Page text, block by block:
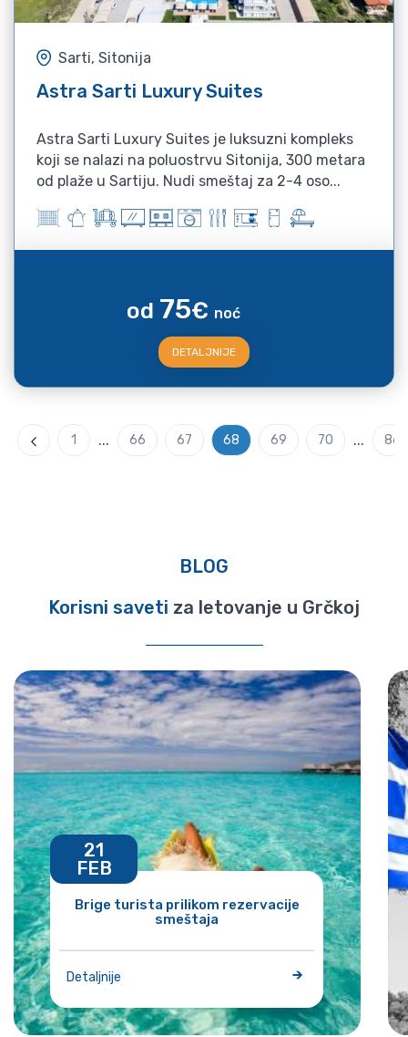
Sarti, Sitonija
Astra Sarti Luxury Suites
Astra Sarti Luxury Suites je luksuzni kompleks
koji se nalazi na poluostrvu Sitonija, 300 metara
od plaže u Sartiju. Nudi smeštaj za 2-4 oso...
od 75€ noć
DETALJNIJE
Previous
1 ... 66 67 68 69 70 ... 86
BLOG
Korisni saveti za letovanje u Grčkoj
Brige turista prilikom rezervacije
smeštaja
Detaljnije
21
FEB